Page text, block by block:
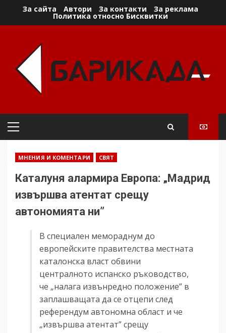
За сайта Автори За контакти За реклама
Политика относно Бисквитки
Primary
МНЕНИЯ И КОМЕНТАРИ СВЯТ
Каталуня алармира Европа: „Мадрид
извършва атентат срещу
автономията ни”
В специален мемораднум до
европейските правителства местната
каталонска власт обвини
централното испанско ръководство,
че „налага извънредно положение” в
заплашващата да се отцепи след
референдум автономна област и че
„извършва атентат” срещу